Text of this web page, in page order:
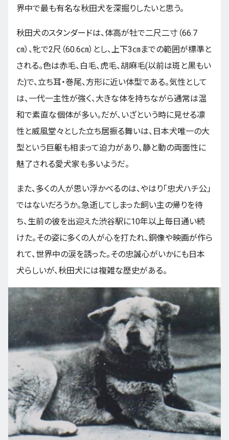
界中で最も有名な秋田犬を深掘りしたいと思う。
秋田犬のスタンダードは、体高が牡で二尺二寸（66.7
㎝）、牝で2尺（60.6㎝）とし、上下3㎝までの範囲が標準と
される。色は赤毛、白毛、虎毛、胡麻毛(以前は斑と黒もい
た)で、立ち耳・巻尾、方形に近い体型である。気性として
は、一代一主性が強く、大きな体を持ちながら通常は温
和で素直な個体が多い。だが、いざという時に見せる凛
性と威風堂々とした立ち居振る舞いは、日本犬唯一の大
型という巨躯も相まって迫力があり、静と動の両面性に
魅了される愛犬家も多いようだ。
また、多くの人が思い浮かべるのは、やはり「忠犬ハチ公」
ではないだろうか。急逝してしまった飼い主の帰りを待
ち、生前の彼を出迎えた渋谷駅に10年以上毎日通い続
けた。その姿に多くの人が心を打たれ、銅像や映画が作ら
れて、世界中の涙を誘った。その忠誠心がいかにも日本
犬らしいが、秋田犬には複雑な歴史がある。